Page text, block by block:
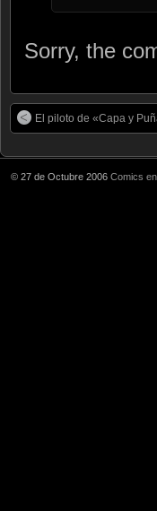
Sorry, the
El piloto de «Capa y
© 27 de Octubre 2006 Comics